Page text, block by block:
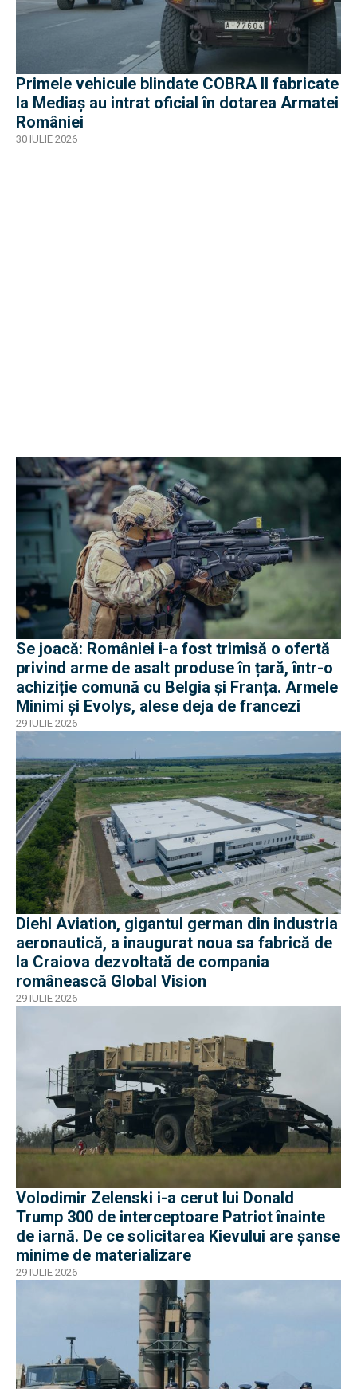
Primele vehicule blindate COBRA II fabricate
la Mediaș au intrat oficial în dotarea Armatei
României
30 IULIE 2026
Se joacă: României i-a fost trimisă o ofertă
privind arme de asalt produse în țară, într-o
achiziție comună cu Belgia și Franța. Armele
Minimi și Evolys, alese deja de francezi
29 IULIE 2026
Diehl Aviation, gigantul german din industria
aeronautică, a inaugurat noua sa fabrică de
la Craiova dezvoltată de compania
românească Global Vision
29 IULIE 2026
Volodimir Zelenski i-a cerut lui Donald
Trump 300 de interceptoare Patriot înainte
de iarnă. De ce solicitarea Kievului are șanse
minime de materializare
29 IULIE 2026